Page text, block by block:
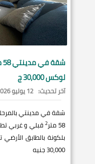
شقة فيمدينتي58 م
لوكس 30,000 ج
آخر تحديث: 12 يوليو 2026
شقة في مدينتي
58 متر
2
بلكونة بالطابق
30,000 جنيه